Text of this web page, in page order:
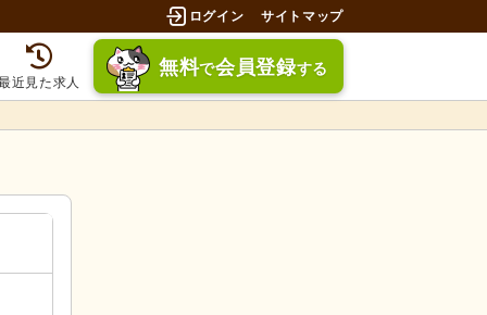
ログイン サイトマップ
近見た求人
無料で会員登録する